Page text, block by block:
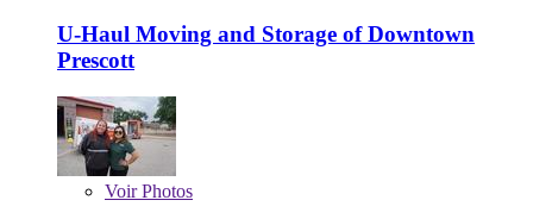
U-Haul Moving and Storage of Downtown
Prescott
VoirPhotos